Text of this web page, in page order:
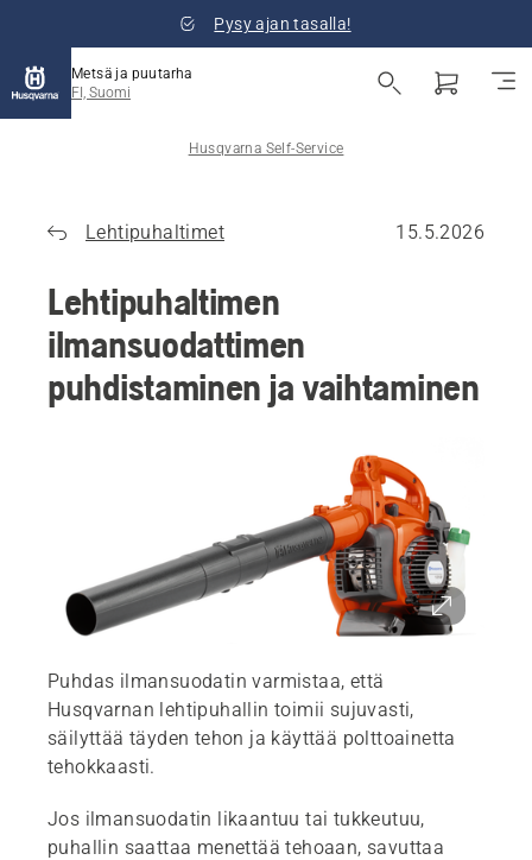
Pysy ajan tasalla!
Metsä ja puutarha
FI, Suomi
Husqvarna Self-Service
Lehtipuhaltimet 15.5.2026
Lehtipuhaltimen
ilmansuodattimen
puhdistaminen ja vaihtaminen
Puhdas ilmansuodatin varmistaa, että
Husqvarnan lehtipuhallin toimii sujuvasti,
säilyttää täyden tehon ja käyttää polttoainetta
tehokkaasti.
Jos ilmansuodatin likaantuu tai tukkeutuu,
puhallin saattaa menettää tehoaan, savuttaa